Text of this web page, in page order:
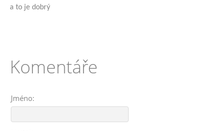
a to je dobrý
Komentáře
Jméno: